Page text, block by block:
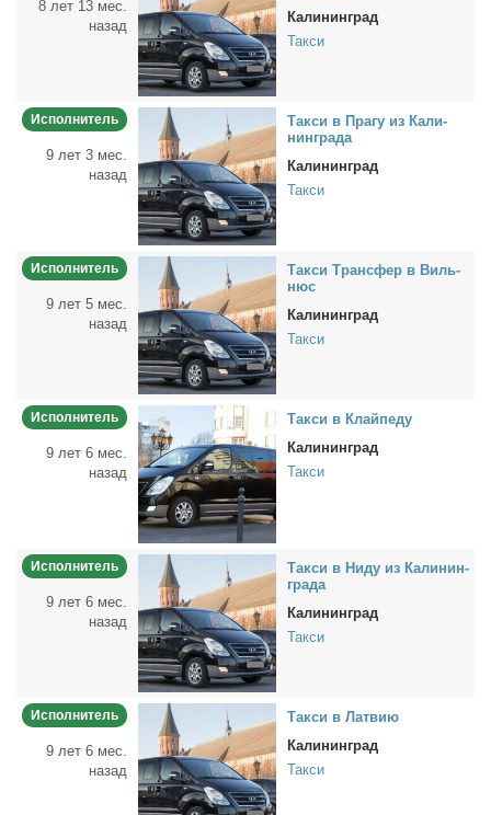
8 лет 13 мес.
назад
Калининград
Такси
Исполнитель
9 лет 3 мес.
назад
Так­си в Пра­гу из Ка­ли­
нин­гра­да
Калининград
Такси
Исполнитель
9 лет 5 мес.
назад
Так­си Транс­фер в Виль­
нюс
Калининград
Такси
Исполнитель
9 лет 6 мес.
назад
Так­си в Клай­пе­ду
Калининград
Такси
Исполнитель
9 лет 6 мес.
назад
Так­си в Ни­ду из Ка­ли­нин­
гра­да
Калининград
Такси
Исполнитель
9 лет 6 мес.
назад
Так­си в Лат­вию
Калининград
Такси